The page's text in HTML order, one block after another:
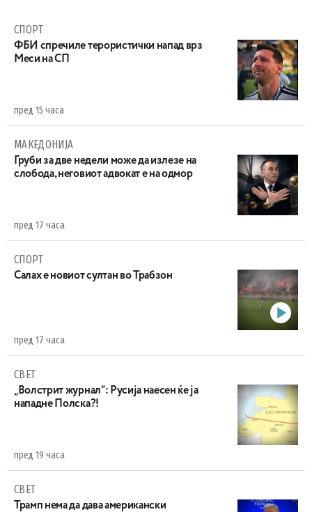
СПОРТ
ФБИ спречиле терористички напад врз
Меси на СП
пред 15 часа
МАКЕДОНИЈА
Груби за две недели може да излезе на
слобода, неговиот адвокат е на одмор
пред 17 часа
СПОРТ
Салах е новиот султан во Трабзон
пред 17 часа
СВЕТ
„Волстрит журнал“: Русија наесен ќе ја
нападне Полска?!
пред 19 часа
СВЕТ
Трамп нема да дава американски